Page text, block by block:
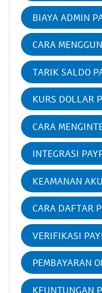
BIAYA ADMIN
CARA
TARIK SALDO
KURS DOLLAR
CARA
INTEGRASI
KEAMANAN
CARA DAFTAR
VERIFIKASI
PEMBAYARAN
KEUNTUNGAN